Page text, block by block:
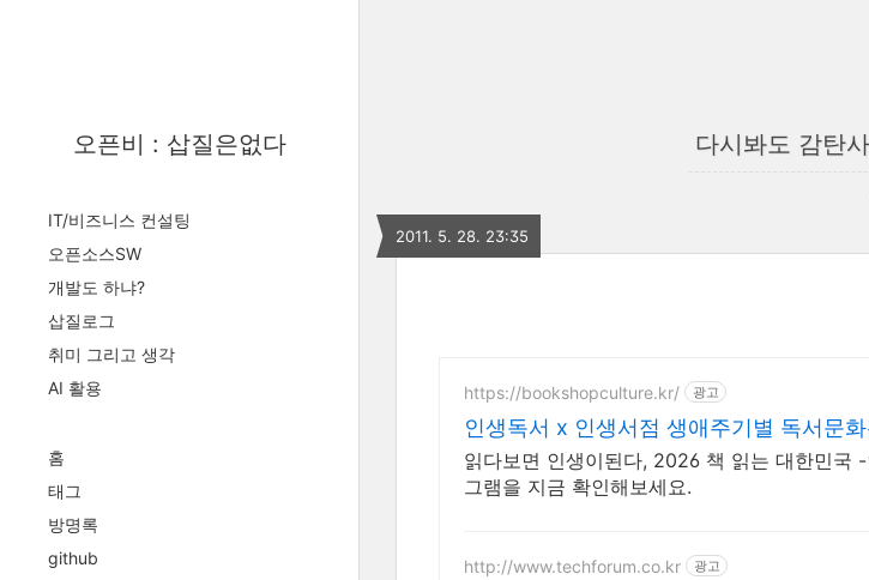
오픈비 : 삽질은없다
IT/비즈니스 컨설팅
오픈소스SW
개발도 하냐?
삽질로그
취미 그리고 생각
AI 활용
홈
태그
방명록
github
다시봐도 감탄
2011. 5. 28. 23:35
https://bookshopculture.kr/ 광고
인생독서 x 인생서점 생애주기별 독서문
읽다보면 인생이된다, 2026 책 읽는 대한민국
그램을 지금 확인해보세요.
http://www.techforum.co.kr 광고